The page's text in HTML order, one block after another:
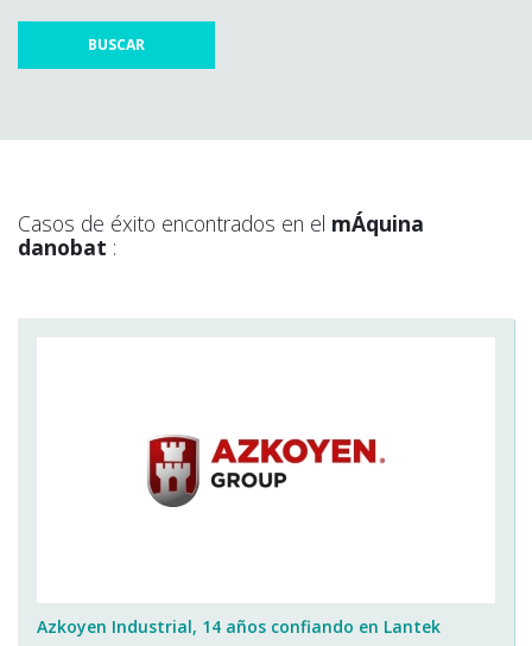
Casos de éxito encontrados en el mÁquina
danobat :
Azkoyen Industrial, 14 años confiando en Lantek